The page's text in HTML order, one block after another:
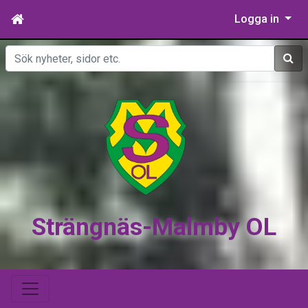
Logga in
Sök
Strängnäs-Malmby OL